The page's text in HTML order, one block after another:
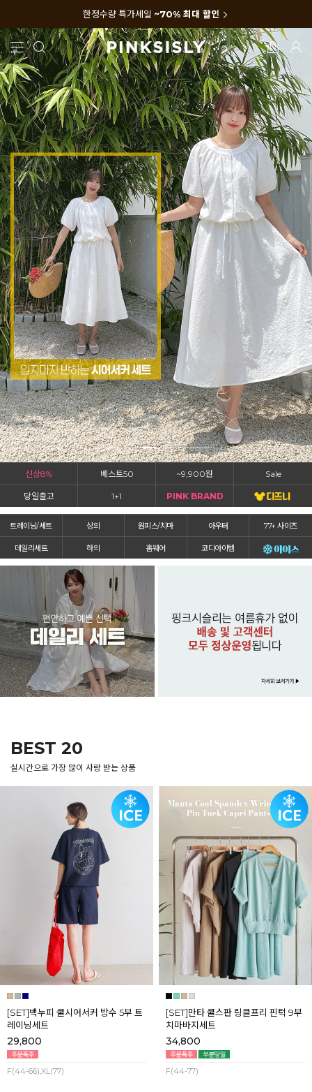
한정수량 특가세일 ~70% 최대 할인
신상8% 베스트50 ~9,900원 Sale
당일출고 1+1 PINK BRAND
트레이닝/세트 상의 원피스/치마 아우터 77+ 사이즈
데일리세트 하의 홈웨어 코디아이템
BEST 20
실시간으로 가장 많이 사랑 받는 상품
[SET]백누피 쿨시어서커 방수 5부 트
레이닝세트
29,800
F(44-66),XL(77)
[SET]만타 쿨스판 링클프리 핀턱 9부
치마바지세트
34,800
F(44-77)